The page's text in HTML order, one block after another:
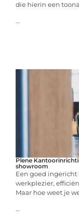
die hierin een
...
Plene
showroom
Een goed
werkplezier,
Maar hoe weet je
...